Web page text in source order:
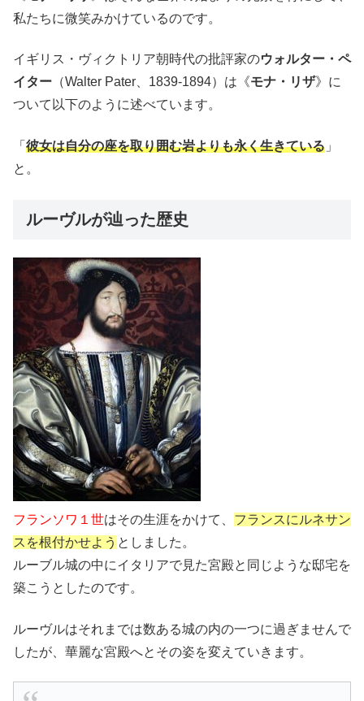
私たちに微笑みかけているのです。
イギリス・ヴィクトリア朝時代の批評家のウォルター・ペ
イター （Walter Pater、1839-1894）は《モナ・リザ》に
ついて以下のように述べています。
「 彼女は自分の座を取り囲む岩よりも永く生きている 」
と。
ルーヴルが辿った歴史
フランソワ１世はその生涯をかけて、 フランスにルネサン
スを根付かせよう としました。
ルーブル城の中にイタリアで見た宮殿と同じような邸宅を
築こうとしたのです。
ルーヴルはそれまでは数ある城の内の一つに過ぎませんで
したが、華麗な宮殿へとその姿を変えていきます。